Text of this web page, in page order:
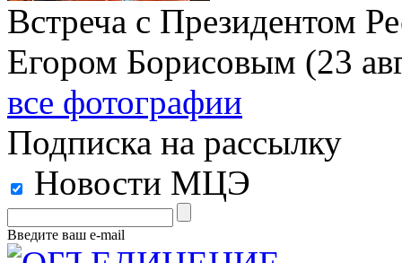
Встреча с Президентом
Егором Борисовым (23
все фотографии
Подписка на рассылку
Новости МЦЭ
Введите ваш e-mail